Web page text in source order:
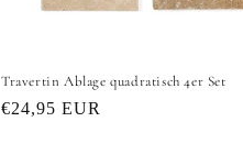
Travertin Ablage quadratisch 4er Set
Normaler
€24,95 EUR